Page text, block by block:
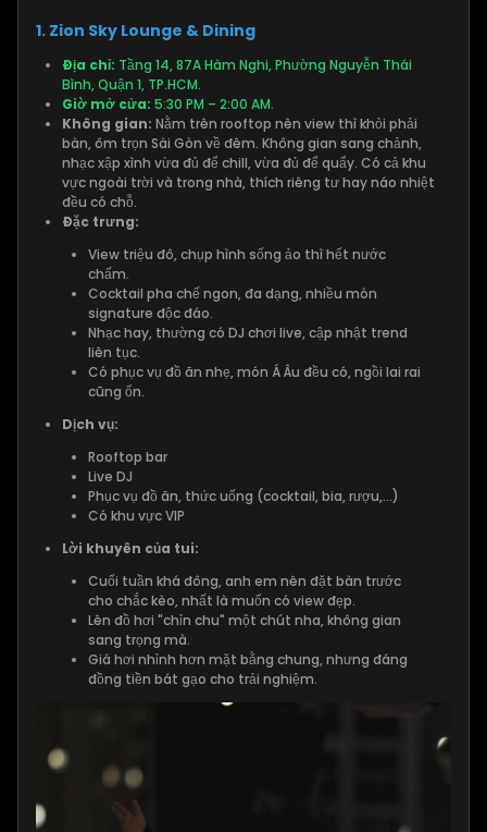
1. Zion Sky Lounge & Dining
Địa chỉ: Tầng 14, 87A Hàm Nghi, Phường Nguyễn Thái
Bình, Quận 1, TP.HCM.
Giờ mở cửa: 5:30 PM – 2:00 AM.
Không gian: Nằm trên rooftop nên view thì khỏi phải
bàn, ôm trọn Sài Gòn về đêm. Không gian sang chảnh,
nhạc xập xình vừa đủ để chill, vừa đủ để quẩy. Có cả khu
vực ngoài trời và trong nhà, thích riêng tư hay náo nhiệt
đều có chỗ.
Đặc trưng:
View triệu đô, chụp hình sống ảo thì hết nước
chấm.
Cocktail pha chế ngon, đa dạng, nhiều món
signature độc đáo.
Nhạc hay, thường có DJ chơi live, cập nhật trend
liên tục.
Có phục vụ đồ ăn nhẹ, món Á Âu đều có, ngồi lai rai
cũng ổn.
Dịch vụ:
Rooftop bar
Live DJ
Phục vụ đồ ăn, thức uống (cocktail, bia, rượu,...)
Có khu vực VIP
Lời khuyên của tui:
Cuối tuần khá đông, anh em nên đặt bàn trước
cho chắc kèo, nhất là muốn có view đẹp.
Lên đồ hơi "chỉn chu" một chút nha, không gian
sang trọng mà.
Giá hơi nhỉnh hơn mặt bằng chung, nhưng đáng
đồng tiền bát gạo cho trải nghiệm.